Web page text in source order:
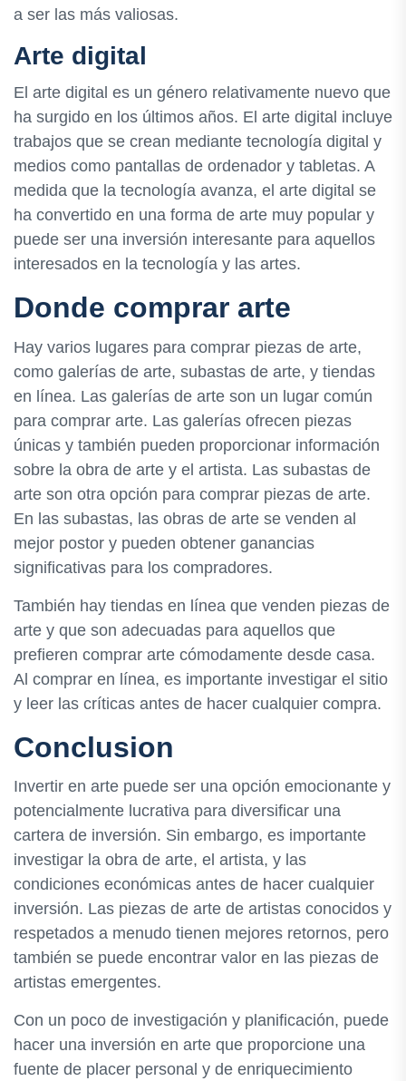
a ser las más valiosas.
Arte digital
El arte digital es un género relativamente nuevo que
ha surgido en los últimos años. El arte digital incluye
trabajos que se crean mediante tecnología digital y
medios como pantallas de ordenador y tabletas. A
medida que la tecnología avanza, el arte digital se
ha convertido en una forma de arte muy popular y
puede ser una inversión interesante para aquellos
interesados en la tecnología y las artes.
Donde comprar arte
Hay varios lugares para comprar piezas de arte,
como galerías de arte, subastas de arte, y tiendas
en línea. Las galerías de arte son un lugar común
para comprar arte. Las galerías ofrecen piezas
únicas y también pueden proporcionar información
sobre la obra de arte y el artista. Las subastas de
arte son otra opción para comprar piezas de arte.
En las subastas, las obras de arte se venden al
mejor postor y pueden obtener ganancias
significativas para los compradores.
También hay tiendas en línea que venden piezas de
arte y que son adecuadas para aquellos que
prefieren comprar arte cómodamente desde casa.
Al comprar en línea, es importante investigar el sitio
y leer las críticas antes de hacer cualquier compra.
Conclusion
Invertir en arte puede ser una opción emocionante y
potencialmente lucrativa para diversificar una
cartera de inversión. Sin embargo, es importante
investigar la obra de arte, el artista, y las
condiciones económicas antes de hacer cualquier
inversión. Las piezas de arte de artistas conocidos y
respetados a menudo tienen mejores retornos, pero
también se puede encontrar valor en las piezas de
artistas emergentes.
Con un poco de investigación y planificación, puede
hacer una inversión en arte que proporcione una
fuente de placer personal y de enriquecimiento